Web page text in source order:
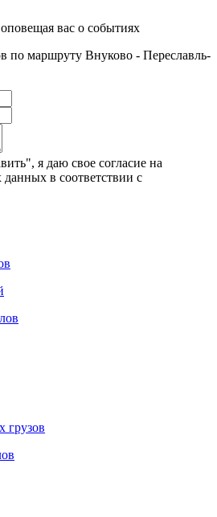
вас о событиях
по маршруту Внуково - Переславль-
я даю свое согласие на
в соответствии с
грузов